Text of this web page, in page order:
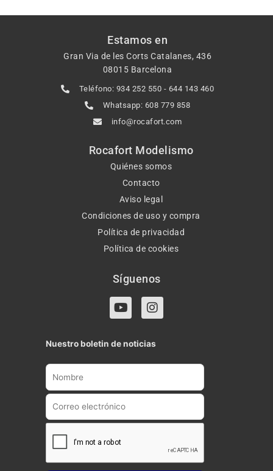
Estamos en
Gran Via de les Corts Catalanes, 436
08015 Barcelona
Teléfono: 934 252 550 - 644 143 460
Whatsapp: 608 779 858
info@rocafort.com
Rocafort Modelismo
Quiénes somos
Contacto
Aviso legal
Condiciones de uso y compra
Política de privacidad
Política de cookies
Síguenos
Y
o
t
u
b
I
n
t
a
g
a
Nuestro boletin de noticias